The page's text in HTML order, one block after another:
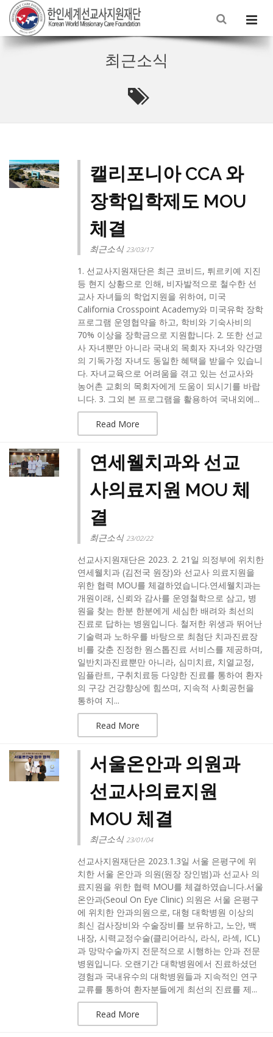
최근소식
캘리포니아 CCA 와
장학입학제도 MOU
체결
최근소식 23/03/17
1. 선교사지원재단은 최근 코비드, 튀르키예 지진
등 현지 상황으로 인해, 비자발적으로 철수한 선
교사 자녀들의 학업지원을 위하여, 미국
California Crosspoint Academy와 미국유학 장학
프로그램 운영협약을 하고, 학비와 기숙사비의
70% 이상을 장학금으로 지원합니다. 2. 또한 선교
사 자녀뿐만 아니라 국내외 목회자 자녀와 약간명
의 기독가정 자녀도 동일한 혜택을 받을수 있습니
다. 자녀교육으로 어려움을 겪고 있는 선교사와
농어촌 교회의 목회자에게 도움이 되시기를 바랍
니다. 3. 그외 본 프로그램을 활용하여 국내외에...
Read More
연세웰치과와 선교
사의료지원 MOU 체
결
최근소식 23/02/22
선교사지원재단은 2023. 2. 21일 의정부에 위치한
연세웰치과 (김전국 원장)와 선교사 의료지원을
위한 협력 MOU를 체결하였습니다.​연세웰치과는
개원이래, 신뢰와 감사를 운영철학으로 삼고, 병
원을 찾는 한분 한분에게 세심한 배려와 최선의
진료로 답하는 병원입니다. 철저한 위생과 뛰어난
기술력과 노하우를 바탕으로 최첨단 치과진료장
비를 갖춘 진정한 원스톱진료 서비스를 제공하며,
일반치과진료뿐만 아니라, 심미치료, 치열교정,
임플란트, 구취치료등 다양한 진료를 통하여 환자
의 구강 건강향상에 힘쓰며, 지속적 사회공헌을
통하여 지...
Read More
서울온안과 의원과
선교사의료지원
MOU 체결
최근소식 23/01/04
선교사지원재단은 2023.1.3일 서울 은평구에 위
치한 서울 온안과 의원(원장 장인범)과 선교사 의
료지원을 위한 협력 MOU를 체결하였습니다.​서울
온안과(Seoul On Eye Clinic) 의원은 서울 은평구
에 위치한 안과의원으로, 대형 대학병원 이상의
최신 검사장비와 수술장비를 보유하고, 노안, 백
내장, 시력교정수술(클리어라식, 라식, 라섹, ICL)
과 망막수술까지 전문적으로 시행하는 안과 전문
병원입니다. 오랜기간 대학병원에서 진료하셨던
경험과 국내유수의 대학병원들과 지속적인 연구
교류를 통하여 환자분들에게 최선의 진료를 제...
Read More